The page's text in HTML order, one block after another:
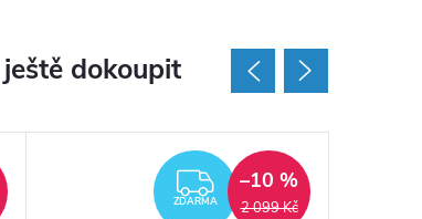
dokoupit
ZDARMA
ZDARMA 2 099 Kč
–10 %